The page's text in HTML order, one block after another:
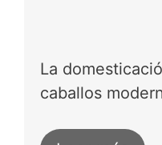
La
caballos